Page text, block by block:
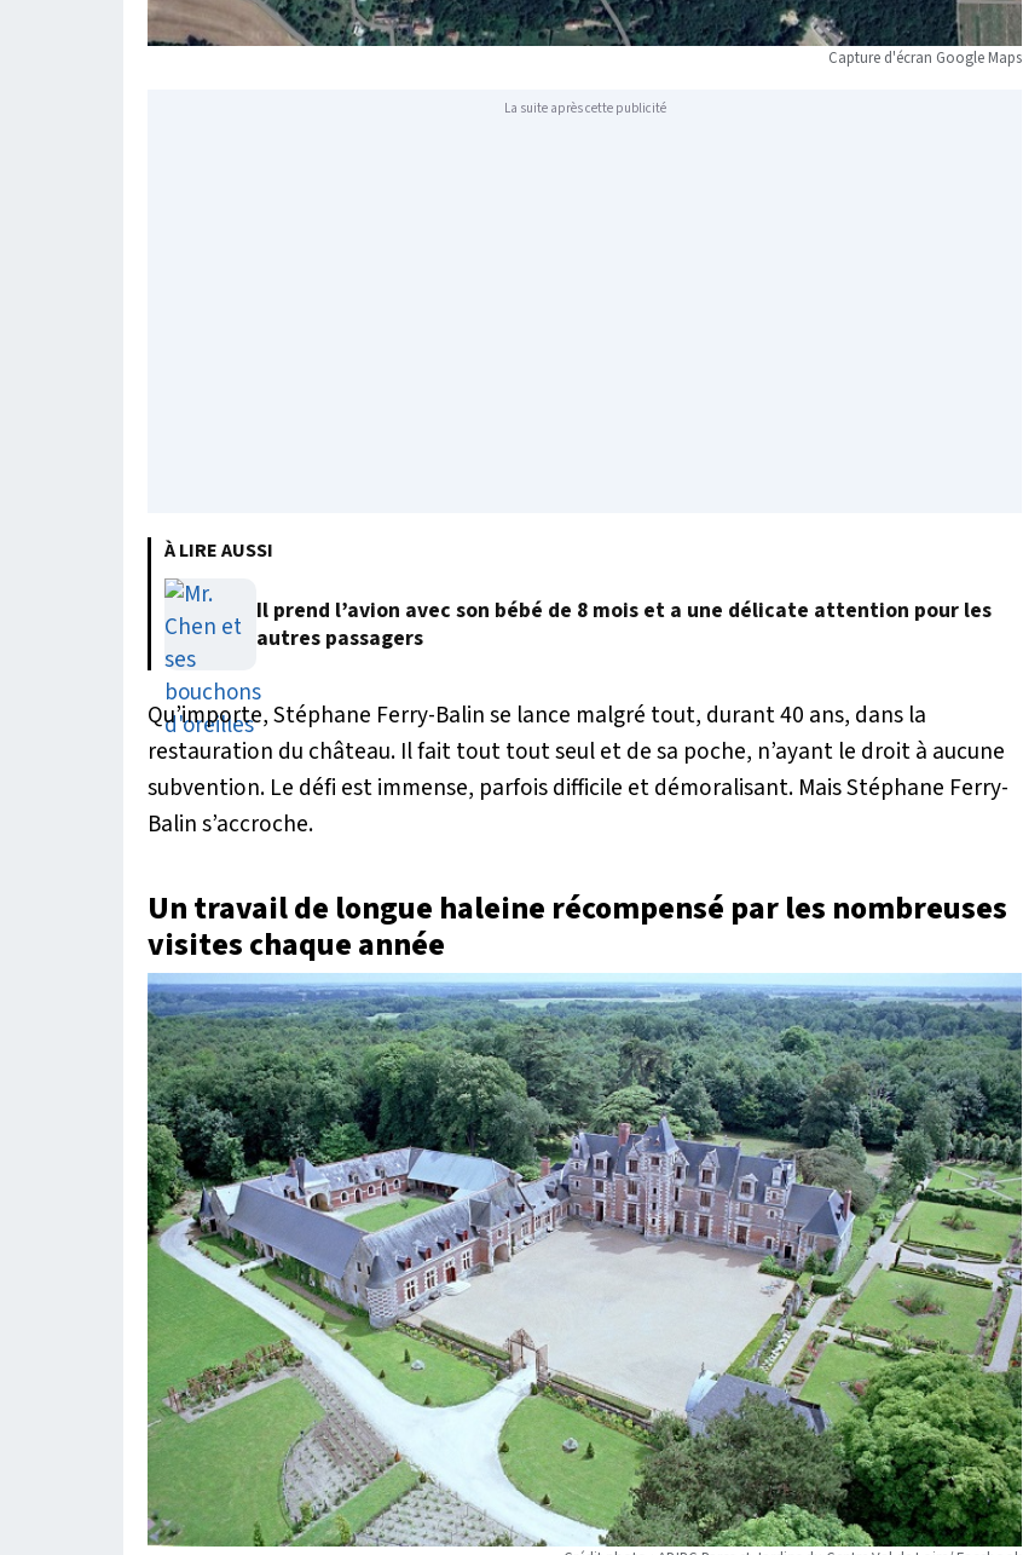
Capture d'écran Google Maps
La suite après cette publicité
À LIRE AUSSI
Il prend l’avion avec son bébé de 8 mois et a une délicate attention pour les
autres passagers
Qu’importe, Stéphane Ferry-Balin se lance malgré tout, durant 40 ans, dans la
restauration du château. Il fait tout tout seul et de sa poche, n’ayant le droit à aucune
subvention. Le défi est immense, parfois difficile et démoralisant. Mais Stéphane Ferry-
Balin s’accroche.
Un travail de longue haleine récompensé par les nombreuses
visites chaque année